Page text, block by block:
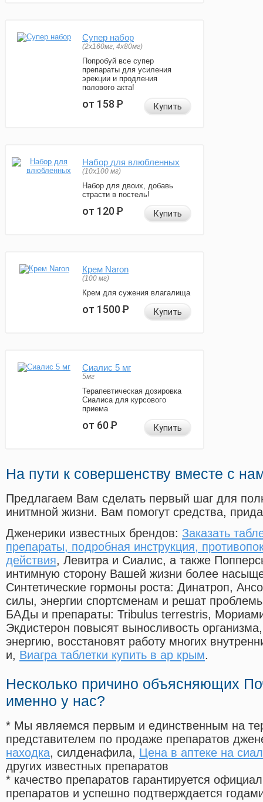
Супер набор
(2х160мг, 4х80мг)
Попробуй все супер
препараты для усиления
эрекции и продления
полового акта!
от 158Р Купить
Набор для влюбленных
(10х100 мг)
Набор для двоих, добавь
страсти в постель!
от 120Р Купить
Крем Naron
(100 мг)
Крем для сужения влагалища
от 1500Р Купить
Сиалис 5 мг
5мг
Терапевтическая дозировка
Сиалиса для курсового
приема
от 60Р Купить
На пути к совершенству вместе с
Предлагаем Вам сделать первый шаг для
инитмной жизни. Вам помогут средства,
Дженерики известных брендов: Заказать
препараты, подробная инструкция,
действия, Левитра и Сиалис, а также
интимную сторону Вашей жизни более
Синтетические гормоны роста: Динатроп,
силы, энергии спортсменам и решат
БАДы и препараты: Tribulus terrestris,
Экдистерон повысят выносливость
энергию, восстановят работу многих
и, Виагра таблетки купить в ар крым.
Несколько причино объясняющих
именно у нас?
* Мы являемся первым и единственным на
представителем по продаже препаратов
находка, силденафила, Цена в аптеке на
других известных препаратов
* качество препаратов гарантируется
препаратов и успешно подтверждается